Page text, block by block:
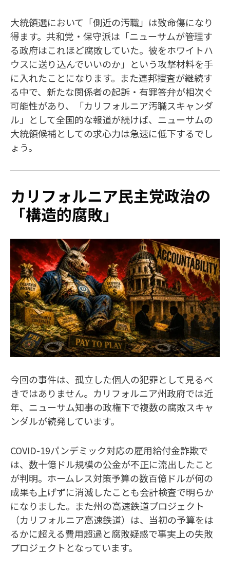
大統領選において「側近の汚職」は致命傷になり
得ます。共和党・保守派は「ニューサムが管理す
る政府はこれほど腐敗していた。彼をホワイトハ
ウスに送り込んでいいのか」という攻撃材料を手
に入れたことになります。また連邦捜査が継続す
る中で、新たな関係者の起訴・有罪答弁が相次ぐ
可能性があり、「カリフォルニア汚職スキャンダ
ル」として全国的な報道が続けば、ニューサムの
大統領候補としての求心力は急速に低下するでし
ょう。
カリフォルニア民主党政治の
「構造的腐敗」
今回の事件は、孤立した個人の犯罪として見るべ
きではありません。カリフォルニア州政府では近
年、ニューサム知事の政権下で複数の腐敗スキャ
ンダルが続発しています。
COVID-19パンデミック対応の雇用給付金詐欺で
は、数十億ドル規模の公金が不正に流出したこと
が判明。ホームレス対策予算の数百億ドルが何の
成果も上げずに消滅したことも会計検査で明らか
になりました。また州の高速鉄道プロジェクト
（カリフォルニア高速鉄道）は、当初の予算をは
るかに超える費用超過と腐敗疑惑で事実上の失敗
プロジェクトとなっています。